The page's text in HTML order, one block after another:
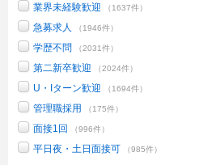
業界未経験歓迎 （1637件）
急募求人 （1946件）
学歴不問 （2031件）
第二新卒歓迎 （2024件）
U・Iターン歓迎 （1694件）
管理職採用 （175件）
面接1回 （996件）
平日夜・土日面接可 （985件）